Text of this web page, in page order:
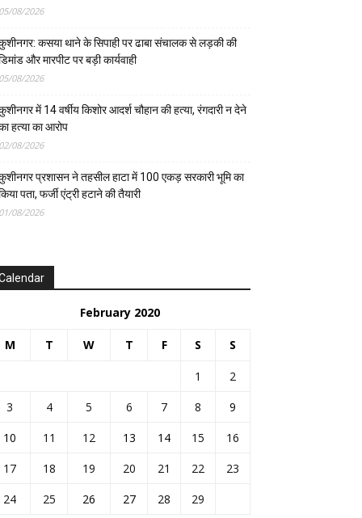
05/08/2026
कसया थाने के सिपाही पर ढाबा संचालक से लड़की की
और मारपीट पर बड़ी कार्यवाही
05/08/2026
में 14 वर्षीय किशोर आदर्श चौहान की हत्या, रंगदारी न देने
हत्या का आरोप
02/08/2026
प्रशासन ने तहसील हाटा में 100 एकड़ सरकारी भूमि का
पता, फर्जी एंट्री हटाने की तैयारी
01/08/2026
February 2020
M T W T F S S
1
2
3
4 5 6 7 8
9
10
11 12 13 14 15
16
17
18 19 20 21 22
23
24
25 26 27 28
29